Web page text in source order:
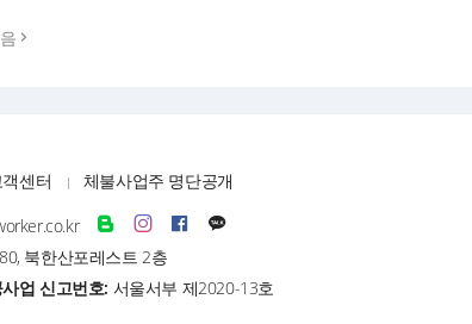
센터
체불사업주 명단공개
북한산포레스트 2층
업 신고번호: 서울서부 제2020-13호